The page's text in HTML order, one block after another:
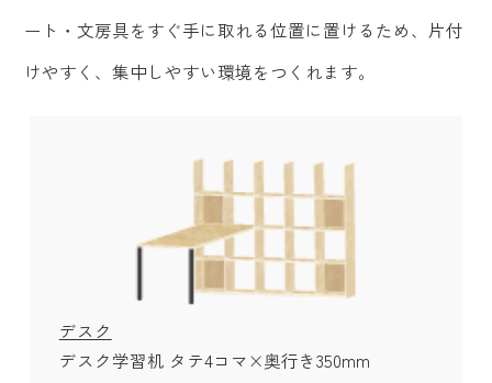
ート・文房具をすぐ手に取れる位置に置けるため、片付
けやすく、集中しやすい環境をつくれます。
デスク
デスク学習机 タテ4コマ×奥行き350mm